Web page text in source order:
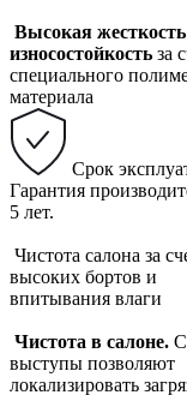
Высокая
износостойкость за
специального
материала
Срок
Гарантия
5 лет.
Чистота салона за
высоких бортов и
впитывания влаги
Чистота в салоне.
выступы позволяют
локализировать